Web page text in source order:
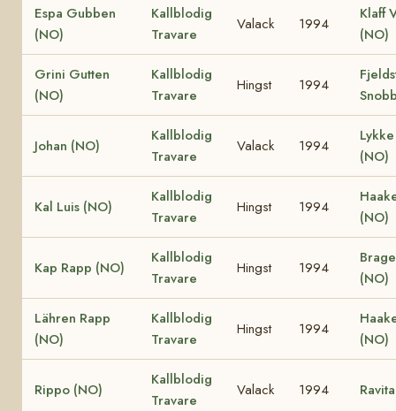
Espa Gubben
(NO)
Kallblodig
Travare
Valack 1994
Klaff
(NO)
Grini Gutten
(NO)
Kallblodig
Travare
Hingst 1994
Johan (NO)
Kallblodig
Travare
Valack 1994
(NO)
Kal Luis (NO)
Kallblodig
Travare
Hingst 1994
(NO)
Kap Rapp (NO)
Kallblodig
Travare
Hingst 1994
(NO)
Lähren Rapp
(NO)
Kallblodig
Travare
Hingst 1994
(NO)
Rippo (NO)
Kallblodig
Travare
Valack 1994